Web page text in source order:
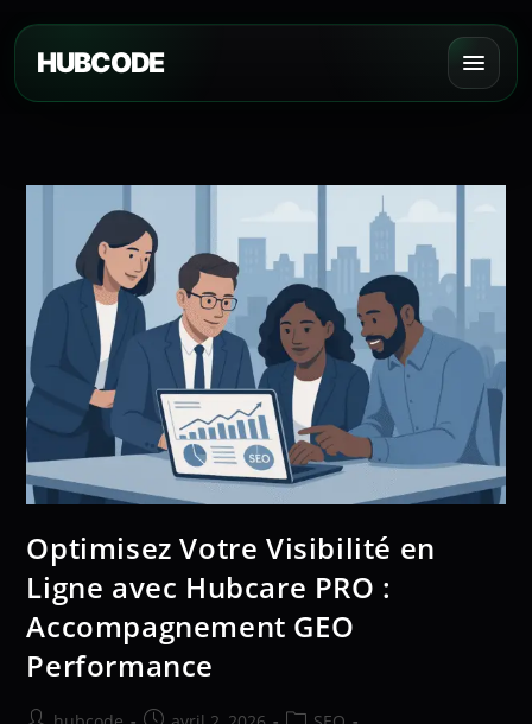
HUBCODE
Optimisez Votre Visibilité en
Ligne avec Hubcare PRO :
Accompagnement GEO
Performance